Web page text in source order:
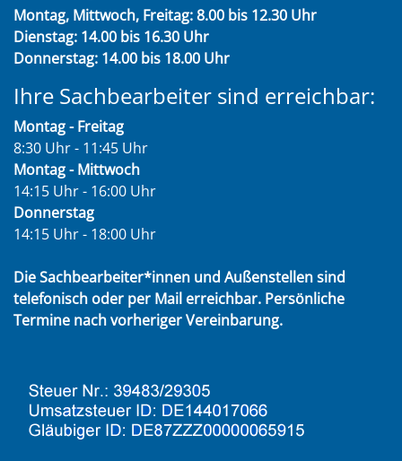
Montag, Mittwoch, Freitag: 8.00 bis 12.30 Uhr
Dienstag: 14.00 bis 16.30 Uhr
Donnerstag: 14.00 bis 18.00 Uhr
Ihre Sachbearbeiter sind erreichbar:
Montag - Freitag
8:30 Uhr - 11:45 Uhr
Montag - Mittwoch
14:15 Uhr - 16:00 Uhr
Donnerstag
14:15 Uhr - 18:00 Uhr
Die Sachbearbeiter*innen und Außenstellen sind
telefonisch oder per Mail erreichbar. Persönliche
Termine nach vorheriger Vereinbarung.